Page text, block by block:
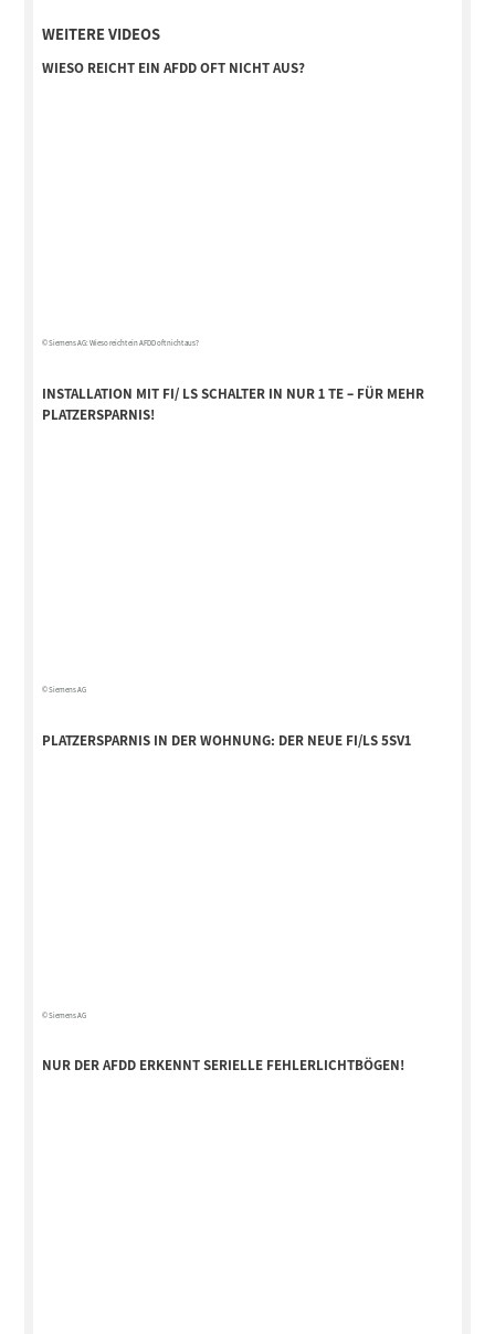
WEITERE VIDEOS
WIESO REICHT EIN AFDD OFT NICHT AUS?
© Siemens AG: Wieso reicht ein AFDD oft nicht aus?
INSTALLATION MIT FI/ LS SCHALTER IN NUR 1 TE – FÜR MEHR
PLATZERSPARNIS!
© Siemens AG
PLATZERSPARNIS IN DER WOHNUNG: DER NEUE FI/LS 5SV1
© Siemens AG
NUR DER AFDD ERKENNT SERIELLE FEHLERLICHTBÖGEN!